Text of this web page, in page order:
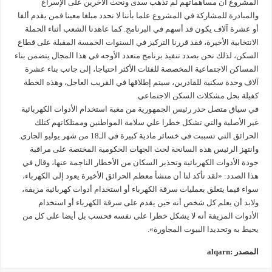
المشروع أن مساهماتهم لم تذهب سدى ونحث الآخرين على الإسراع
والمبادرة للمشاركة في المشروع علما بأننا لا نحدد مبلغا معينا فمن يقدم ألفا
أو عشرة آلاف يكون قد أسهم في البرنامج. كما عاهدنا الشعب أثناء الحملة
الانتخابية الأخيرة، فقد قررنا التركيز في السنوات الخمسة المقبلة على قطاع
السكن، لذلك نحن بصدد تنفيذ برنامج متعدد الأوجه في هذا المجال يتضمن بناء
المساكن الاجتماعية المخصصة للفئات الأكثر احتياجا، إلى جانب بناء عشرة
آلاف وحدة سكنية للقادرين، سيتم إطلاقها في القريب العاجل، وهذه الخطة
كفيلة بحل مشكلات السكن الاجتماعي.
في سياق متصل حذر رئيس الجمهورية من مغبة استخدام الأدوات الكهربائية
غير الأصلية والتي تشكل خطرا علي سلامة المواطنين وممتلكاتهم كتلك
الحرائق التي تسببت في خسائر مادية كبيرة في الـ18 من شهر يوليو الجاري.
وانتهز الرئيس هذه السانحة لحث الجهات الحكومية المختصة على مراقبة
جودة الأدوات الكهربائية وتحذير السكان من الأخطار الناجمة عنها، وقال في
هذا الصدد: «لقد تأكد لنا أن منشأ معظم الحرائق الأخيرة يعود إلى الكهرباء،
سواء فيما يتعلق بعمليات سرقة الكهرباء أو استخدام أدوات كهربائية مزيفة،
ولابد أن يعلم كل شخص أنه حين يقدم على سرقة الكهرباء أو استخدام
الأدوات المزيفة أنه لا يشكل خطرا على نفسه فحسب بل أيضا على كل من
يحيط به وتحديدا البيوت المجاورة».
المصدر :alqarn